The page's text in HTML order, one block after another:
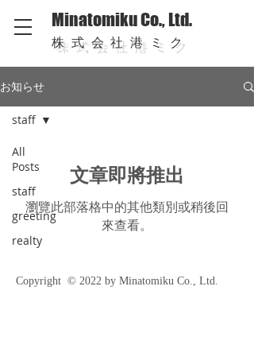
Minatomiku Co., Ltd.
株式会社港ミク
お知らせ
All
Posts
staff
greeting
realty
staff
文章即將推出
瀏覽此部落格中的其他類別或稍後回
來查看。
Copyright © 2022 by Minatomiku Co., Ltd.